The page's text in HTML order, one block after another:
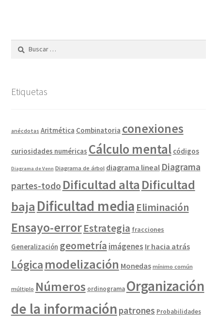
Etiquetas
anécdotas Aritmética Combinatoria conexiones
curiosidades numéricas Cálculo mental códigos
Diagrama de Venn Diagrama de árbol diagrama lineal Diagrama
partes-todo Dificultad alta Dificultad
baja Dificultad media Eliminación
Ensayo-errorEstrategia fracciones
Generalización geometría imágenes Ir hacia atrás
Lógica modelización Monedas mínimo común
múltiplo Números ordinograma Organización
de la información patrones Probabilidades